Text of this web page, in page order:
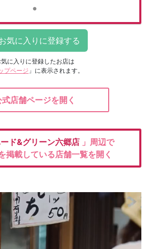
気に入りに登録したお店は
プページ 」に表示されます。
式店舗ページを開く
ド&グリーン六郷店 」周辺で
掲載している店舗一覧を開く